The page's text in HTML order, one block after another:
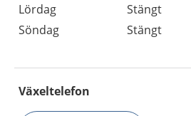
Lördag
Stängt
Söndag
Stängt
Växeltelefon